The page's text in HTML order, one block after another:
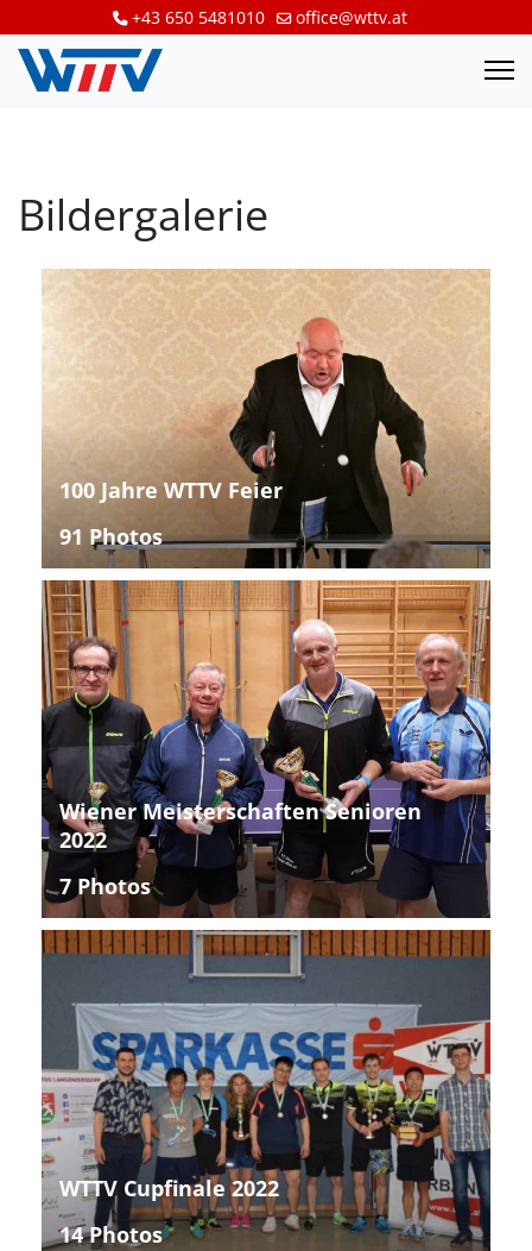
+43 650 5481010 office@wttv.at
Bildergalerie
100 Jahre WTTV Feier
91 Photos
Wiener Meisterschaften Senioren
2022
7 Photos
WTTV Cupfinale 2022
14 Photos